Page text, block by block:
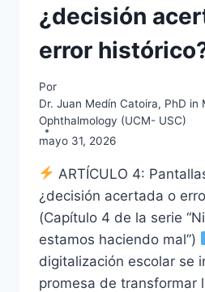
¿decisión
error
Por
Dr. Juan Medín Catoira, PhD in
Ophthalmology (UCM- USC)
mayo 31, 2026
ARTÍCULO 4:
¿decisión acertada o
(Capítulo 4 de la serie
estamos haciendo mal”)
digitalización escolar se
promesa de transformar